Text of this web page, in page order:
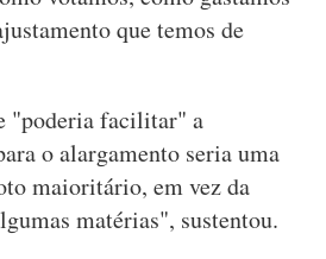
que temos de
"poderia facilitar" a
o alargamento seria uma
maioritário, em vez da
matérias", sustentou.